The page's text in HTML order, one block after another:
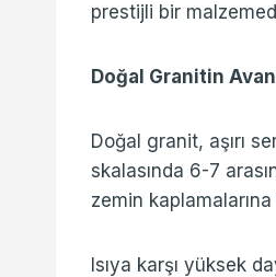
prestijli bir
Doğal Granitin
Doğal granit, aşırı
skalasında 6-7
zemin
Isıya karşı yüksek